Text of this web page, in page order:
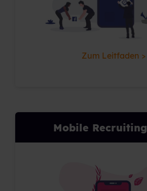
Zum Leitfaden >
Mobile Recruiting